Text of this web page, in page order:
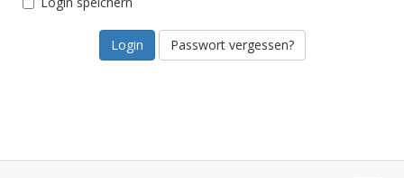
Passwort vergessen?